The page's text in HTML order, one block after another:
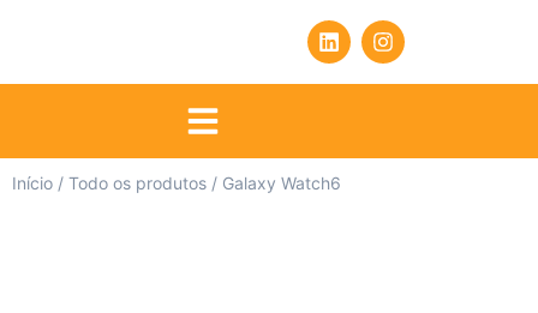
Início / Todo os produtos / Galaxy Watch6